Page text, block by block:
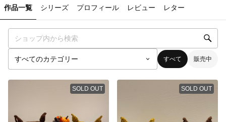
作品一覧 シリーズ プロフィール レビュー レター
すべて 販売中
SOLD OUT SOLD OUT